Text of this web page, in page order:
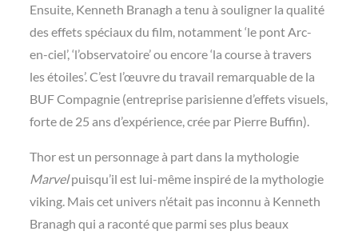
Ensuite, Kenneth Branagh a tenu à souligner la qualité
des effets spéciaux du film, notamment ‘le pont Arc-
en-ciel’, ‘l’observatoire’ ou encore ‘la course à travers
les étoiles’. C’est l’œuvre du travail remarquable de la
BUF Compagnie (entreprise parisienne d’effets visuels,
forte de 25 ans d’expérience, crée par Pierre Buffin).
Thor est un personnage à part dans la mythologie
Marvelpuisqu’il est lui-même inspiré de la mythologie
viking. Mais cet univers n’était pas inconnu à Kenneth
Branagh qui a raconté que parmi ses plus beaux